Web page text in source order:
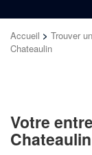
Accueil > Trouver
Chateaulin
Votre
Chateaulin